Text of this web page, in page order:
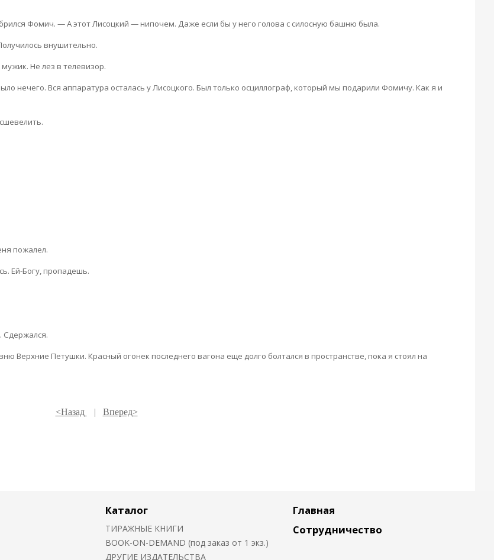
Фомич. — А этот Лисоцкий — нипочем. Даже если бы у него голова с силосную башню была.
внушительно.
Не лез в телевизор.
нечего. Вся аппаратура осталась у Лисоцкого. Был только осциллограф, который мы подарили Фомичу. Как я и
пожалел.
Ей-Богу, пропадешь.
Сдержался.
Верхние Петушки. Красный огонек послед­него вагона еще долго болтался в пространстве, пока я стоял на
<Назад | Вперед>
Каталог
ТИРАЖНЫЕ КНИГИ
BOOK-ON-DEMAND (под заказ от 1 экз.)
ДРУГИЕ ИЗДАТЕЛЬСТВА
Главная
Сотрудничество